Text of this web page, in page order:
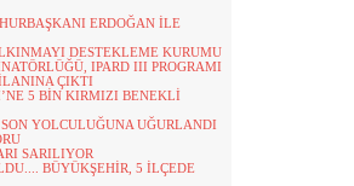
ERDOĞAN İLE
DESTEKLEME KURUMU
IPARD III PROGRAMI
ÇIKTI
5 BİN KIRMIZI BENEKLİ
YOLCULUĞUNA UĞURLANDI
SARILIYOR
BÜYÜKŞEHİR, 5 İLÇEDE